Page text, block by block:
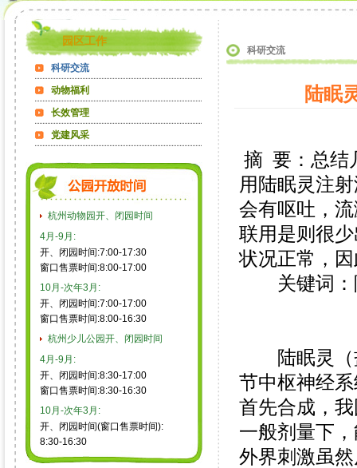
园区工作
科研交流
动物福利
长效管理
党建风采
杭州动物园开、闭园时间
4月-9月:
开、闭园时间:7:00-17:30
窗口售票时间:8:00-17:00
10月-次年3月:
开、闭园时间:7:00-17:00
窗口售票时间:8:00-16:30
杭州少儿公园开、闭园时间
4月-9月:
开、闭园时间:8:30-17:00
窗口售票时间:8:30-16:30
10月-次年3月:
开、闭园时间(窗口售票时间):
8:30-16:30
科研交流
陆眠
摘 要：总结
用陆眠灵注
会有呕吐，
联用是则很
状况正常，
关键词：
陆眠灵（盐
节中枢神经
首先合成，
一般剂量下
外界刺激虽